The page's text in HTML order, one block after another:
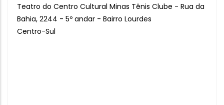
Teatro do Centro Cultural Minas Tênis Clube - Rua da
Bahia, 2244 - 5º andar - Bairro Lourdes
Centro-Sul